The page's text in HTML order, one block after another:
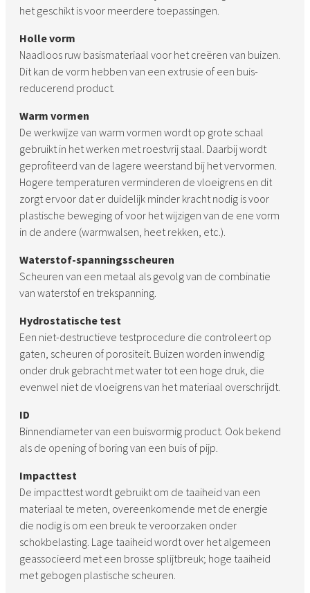
het geschikt is voor meerdere toepassingen.
Holle vorm
Naadloos ruw basismateriaal voor het creëren van buizen.
Dit kan de vorm hebben van een extrusie of een buis-
reducerend product.
Warm vormen
De werkwijze van warm vormen wordt op grote schaal
gebruikt in het werken met roestvrij staal. Daarbij wordt
geprofiteerd van de lagere weerstand bij het vervormen.
Hogere temperaturen verminderen de vloeigrens en dit
zorgt ervoor dat er duidelijk minder kracht nodig is voor
plastische beweging of voor het wijzigen van de ene vorm
in de andere (warmwalsen, heet rekken, etc.).
Waterstof-spanningsscheuren
Scheuren van een metaal als gevolg van de combinatie
van waterstof en trekspanning.
Hydrostatische test
Een niet-destructieve testprocedure die controleert op
gaten, scheuren of porositeit. Buizen worden inwendig
onder druk gebracht met water tot een hoge druk, die
evenwel niet de vloeigrens van het materiaal overschrijdt.
ID
Binnendiameter van een buisvormig product. Ook bekend
als de opening of boring van een buis of pijp.
Impacttest
De impacttest wordt gebruikt om de taaiheid van een
materiaal te meten, overeenkomende met de energie
die nodig is om een breuk te veroorzaken onder
schokbelasting. Lage taaiheid wordt over het algemeen
geassocieerd met een brosse splijtbreuk; hoge taaiheid
met gebogen plastische scheuren.